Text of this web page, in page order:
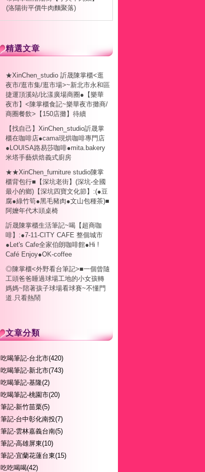
(洛陽街平價牛肉麵聚落)
精選文章
★XinChen_studio 訢晟陳掌櫃<逛
夜市/逛市集/逛市場>~新北市永和區
捷運頂溪站/比漾廣場商圈●【樂華
夜市】<陳掌櫃食記~樂華夜市攤商/
商圈餐飲>【150店攤】待續
【找自己】XinChen_studio訢晟掌
櫃在咖啡店●cama現烘咖啡專門店
●LOUISA路易莎咖啡●mita.bakery
米塔手藝烘焙義式廚房
★★XinChen_furniture studio陳掌
櫃背包行■【深坑老街】(深坑-全國
最小的鄉)【深坑四寶文化節】:(●豆
腐●綠竹筍●黑毛豬肉●文山包種茶)■
阿嬤年代木頭桌椅
訢晟陳掌櫃生活筆記~喝【超商咖
啡】:●7-11-CITY CAFE 整個城市
●Let's Cafe全家伯朗咖啡館●Hi !
Café Enjoy●OK-coffee
◎陳掌櫃<外野看台筆記>■一個曾隨
工頭爸爸睡過球場工地的小女孩轉
媽媽~陪著孩子球場看球賽~不懂門
道.只看熱鬧
文章分類
吃喝筆記-台北市(420)
吃喝筆記-新北市(743)
吃喝筆記-基隆(2)
吃喝筆記-桃園市(20)
筆記-新竹苗栗(5)
筆記-台中彰化南投(7)
筆記-雲林嘉義台南(5)
筆記-高雄屏東(10)
筆記-宜蘭花蓮台東(15)
吃吃喝喝(42)